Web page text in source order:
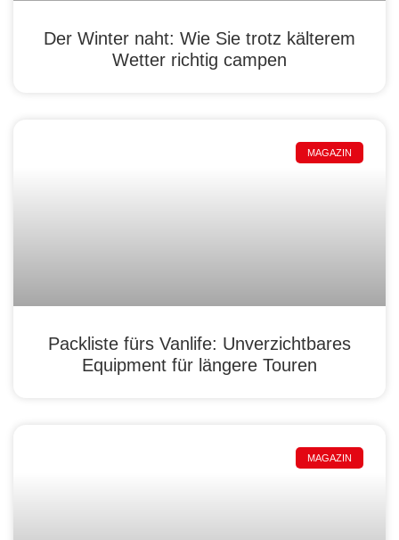
Der Winter naht: Wie Sie trotz kälterem
Wetter richtig campen
MAGAZIN
Packliste fürs Vanlife: Unverzichtbares
Equipment für längere Touren
MAGAZIN